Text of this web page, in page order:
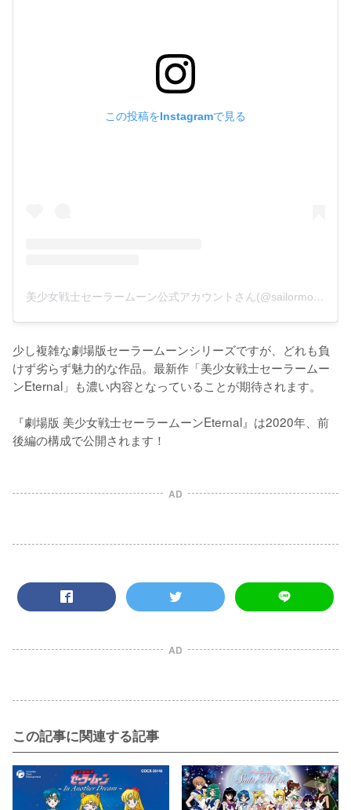
この投稿をInstagramで見る
美少女戦士セーラームーン公式アカウントさん(@sailormoon25th)がシェアした投稿
少し複雑な劇場版セーラームーンシリーズですが、どれも負
けず劣らず魅力的な作品。最新作「美少女戦士セーラームー
ンEternal」も濃い内容となっていることが期待されます。
『劇場版 美少女戦士セーラームーンEternal』は2020年、前
後編の構成で公開されます！
AD
AD
この記事に関連する記事